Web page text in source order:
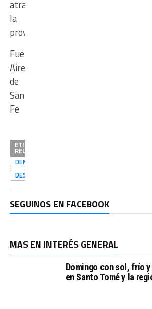
atraviesa
la
provincia.
Fuente:
Aire
de
Santa
Fe
ETIQUETAS
RELACIONADAS
DENGUE
DESTACADAS
SEGUINOS EN FACEBOOK
MAS EN INTERÉS GENERAL
Domingo con sol, frío
en Santo Tomé y la